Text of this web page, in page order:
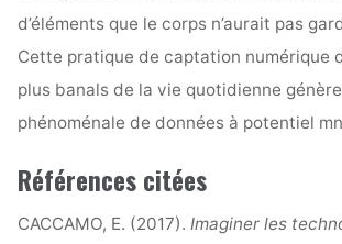
d’éléments que le corps n’aurait pas
Cette pratique de captation numérique
plus banals de la vie quotidienne
phénoménale de données à potentiel
Références citées
CACCAMO, E. (2017). Imaginer les